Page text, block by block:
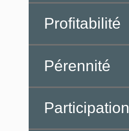
Profitabilité
Pérennité
Participation